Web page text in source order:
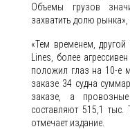
Объемы грузов
захватить долю
«Тем временем,
Lines, более
положил глаз на 10-е
заказе 34 судна
заказе, а
составляют 515,1 тыс.
отмечает издание.